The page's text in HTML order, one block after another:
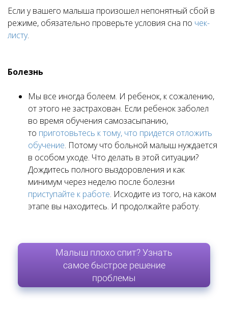
Если у вашего малыша произошел непонятный сбой в
режиме, обязательно проверьте условия сна по чек-
листу.
Болезнь
Мы все иногда болеем. И ребенок, к сожалению,
от этого не застрахован. Если ребенок заболел
во время обучения самозасыпанию,
то приготовьтесь к тому, что придется отложить
обучение. Потому что больной малыш нуждается
в особом уходе. Что делать в этой ситуации?
Дождитесь полного выздоровления и как
минимум через неделю после болезни
приступайте к работе. Исходите из того, на каком
этапе вы находитесь. И продолжайте работу.
Малыш плохо спит? Узнать
самое быстрое решение
проблемы